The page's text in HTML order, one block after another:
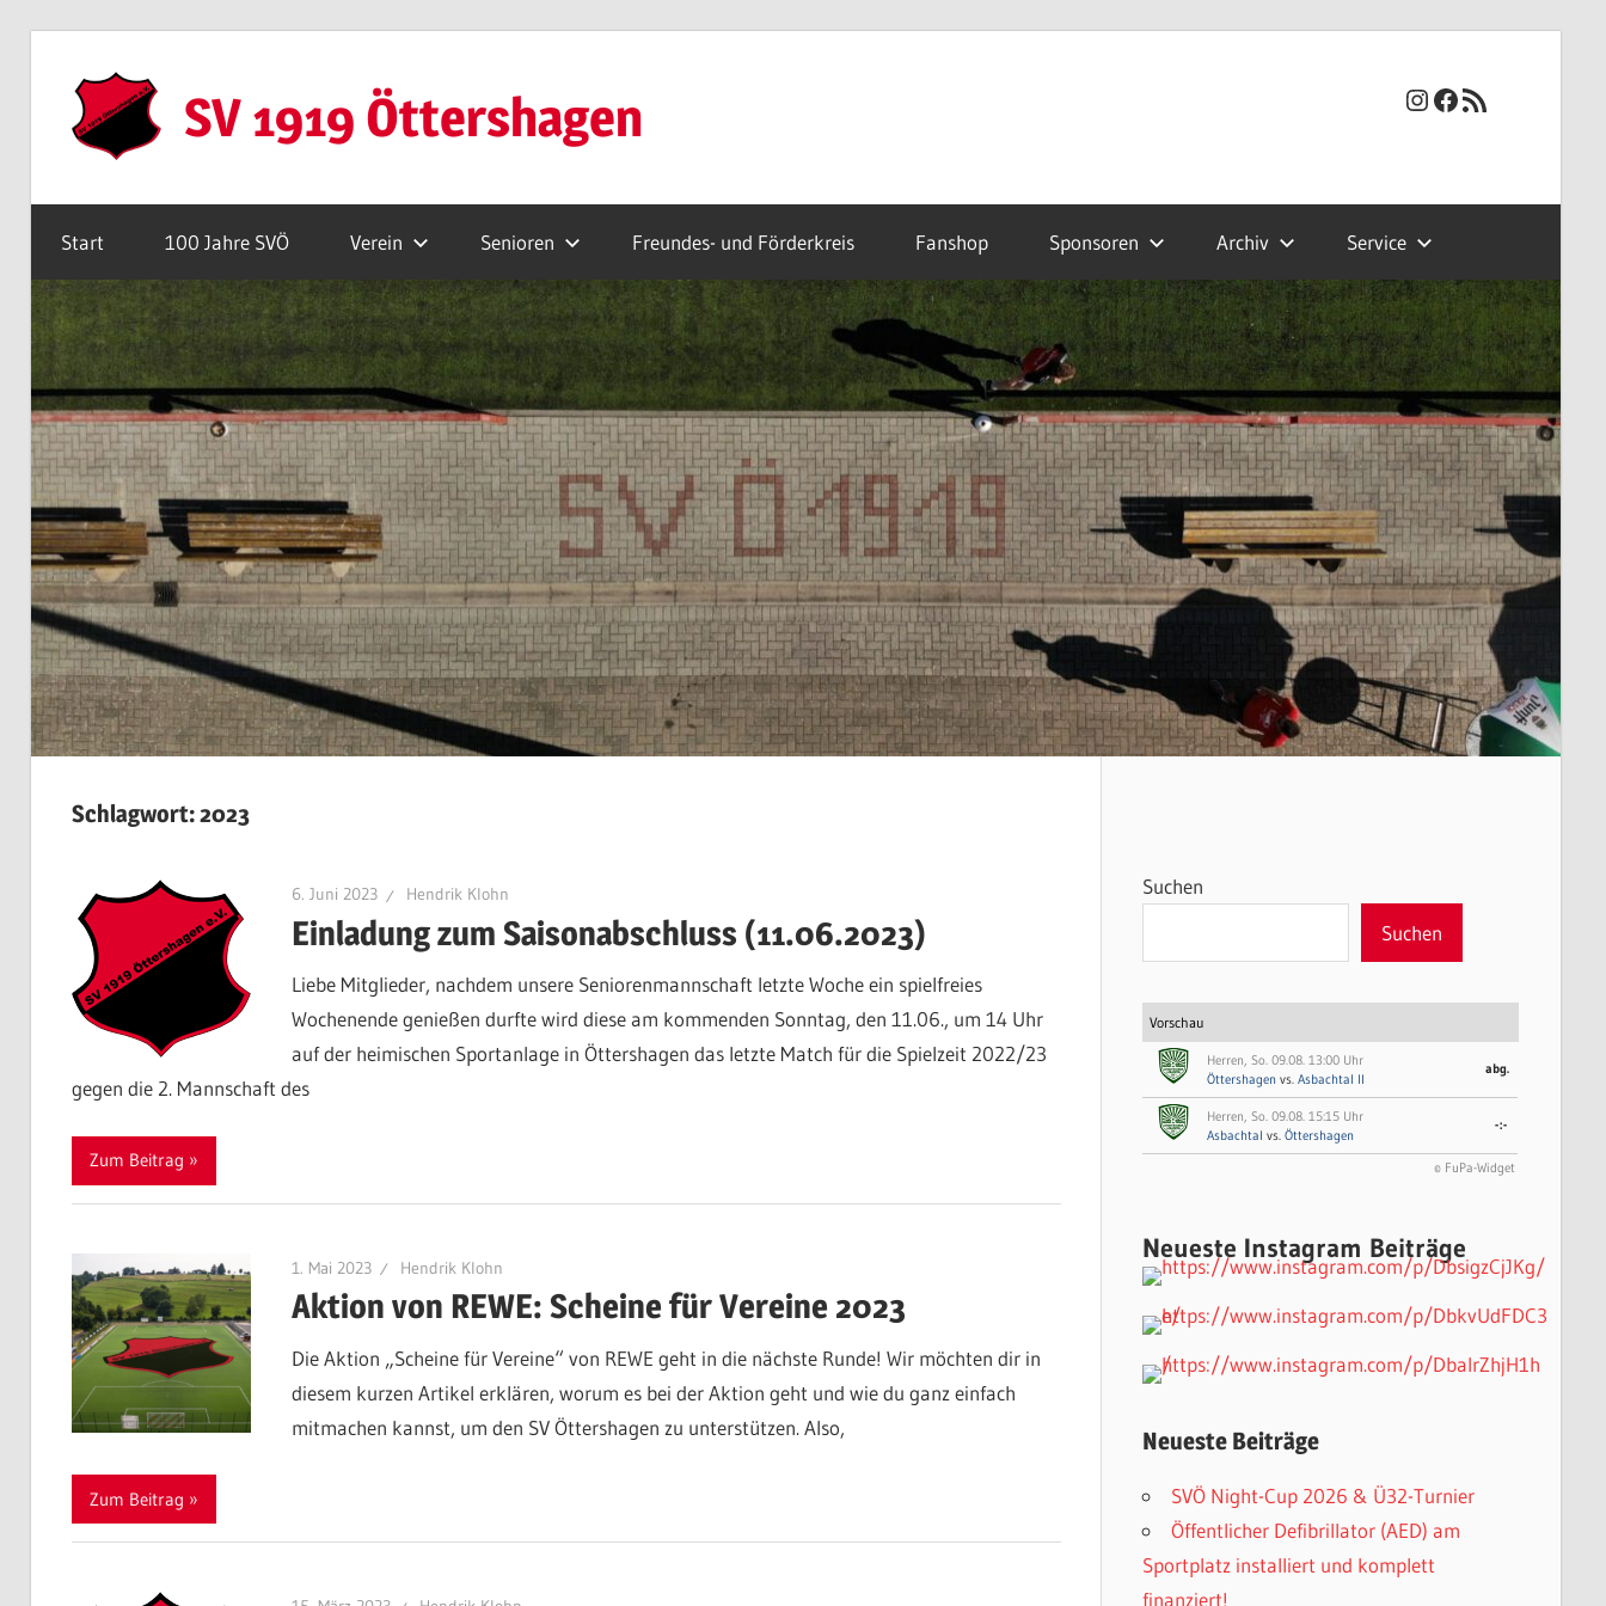
Inhalt
springen
SV 1919 Öttershagen Instagram
Facebook
RSS-Feed
Start 100 Jahre SVÖ Verein Senioren Freundes- und Förderkreis Fanshop Sponsoren Archiv Service
Schlagwort:2023
6. Juni 2023 Hendrik Klohn
Einladung zum Saisonabschluss (11.06.2023)
Liebe Mitglieder, nachdem unsere Seniorenmannschaft letzte Woche ein spielfreies
Wochenende genießen durfte wird diese am kommenden Sonntag, den 11.06., um 14 Uhr
auf der heimischen Sportanlage in Öttershagen das letzte Match für die Spielzeit 2022/23
gegen die 2. Mannschaft des
Zum Beitrag
1. Mai 2023 Hendrik Klohn
Aktion von REWE: Scheine für Vereine 2023
Die Aktion „Scheine für Vereine“ von REWE geht in die nächste Runde! Wir möchten dir in
diesem kurzen Artikel erklären, worum es bei der Aktion geht und wie du ganz einfach
mitmachen kannst, um den SV Öttershagen zu unterstützen. Also,
Zum Beitrag
Suchen
Suchen
Vorschau
Herren, So. 09.08. 13:00 Uhr
Öttershagen vs. Asbachtal II
abg.
Herren, So. 09.08. 15:15 Uhr
Asbachtal vs. Öttershagen
-:-
© FuPa-Widget
Neueste Instagram Beiträge
Neueste Beiträge
SVÖ Night-Cup 2026 & Ü32-Turnier
Öffentlicher Defibrillator (AED) am
Sportplatz installiert und komplett
finanziert!